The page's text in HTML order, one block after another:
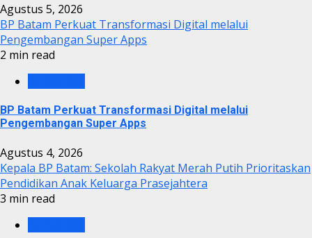
Agustus 5, 2026
BP Batam Perkuat Transformasi Digital melalui
Pengembangan Super Apps
2 min read
BP Batam Perkuat Transformasi Digital melalui
Pengembangan Super Apps
Agustus 4, 2026
Kepala BP Batam: Sekolah Rakyat Merah Putih Prioritaskan
Pendidikan Anak Keluarga Prasejahtera
3 min read